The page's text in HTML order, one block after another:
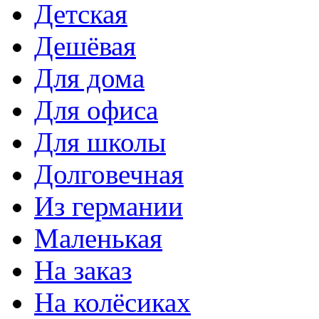
Детская
Дешёвая
Для дома
Для офиса
Для школы
Долговечная
Из германии
Маленькая
На заказ
На колёсиках